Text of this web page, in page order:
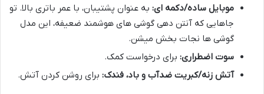
موبایل ساده/دکمه ای: به عنوان پشتیبان، با عمر باتری بالا. تو
جاهایی که آنتن دهی گوشی های هوشمند ضعیفه، این مدل
گوشی ها نجات بخش میشن.
سوت اضطراری: برای درخواست کمک.
آتش زنه/کبریت ضدآب و باد، فندک: برای روشن کردن آتش.